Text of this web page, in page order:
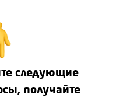
следующие
получайте